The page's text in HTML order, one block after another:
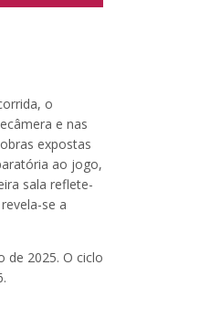
o
e nas
expostas
ao jogo,
sala reflete-
se a
de 2025. O ciclo